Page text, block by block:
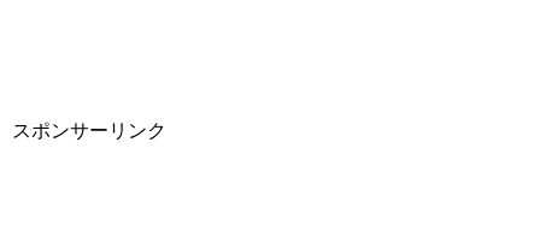
スポンサーリンク